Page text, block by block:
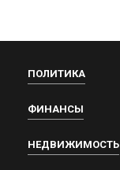
ПОЛИТИКА
ФИНАНСЫ
НЕДВИЖИМОСТЬ